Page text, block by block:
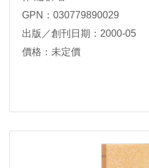
GPN：030779890029
出版／創刊日期：2000-05
價格：未定價